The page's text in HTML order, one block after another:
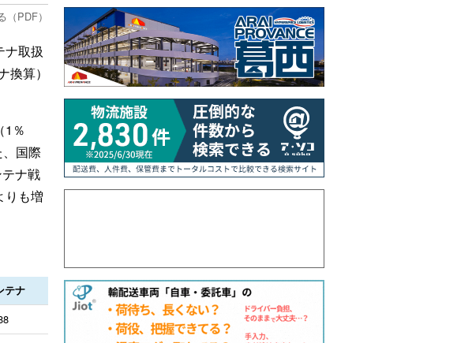
PDF）
ナ取扱
算）
1％
国際
ナ戦
りも増
テナ